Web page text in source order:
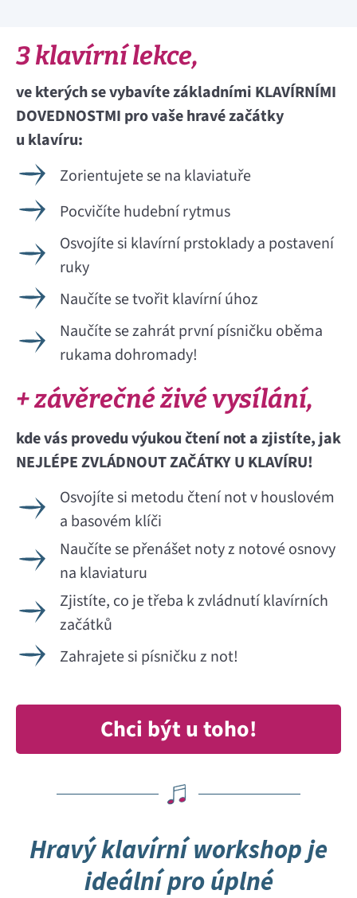
3 klavírní lekce,
ve kterých se vybavíte základními KLAVÍRNÍMI
DOVEDNOSTMI pro vaše hravé začátky
u klavíru:
Zorientujete se na klaviatuře
Pocvičíte hudební rytmus
Osvojíte si klavírní prstoklady a postavení
ruky
Naučíte se tvořit klavírní úhoz
Naučíte se zahrát první písničku oběma
rukama dohromady!
+ závěrečné živé vysílání,
kde vás provedu výukou čtení not a zjistíte, jak
NEJLÉPE ZVLÁDNOUT ZAČÁTKY U KLAVÍRU!
Osvojíte si metodu čtení not v houslovém
a basovém klíči
Naučíte se přenášet noty z notové osnovy
na klaviaturu
Zjistíte, co je třeba k zvládnutí klavírních
začátků
Zahrajete si písničku z not!
Chci být u toho!
Hravý klavírní workshop je
ideální pro úplné